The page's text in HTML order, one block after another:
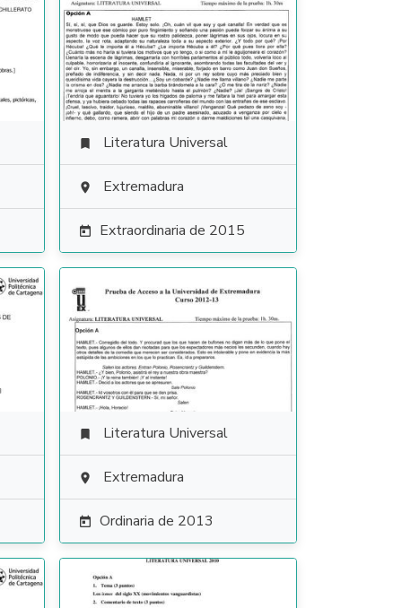
 Literatura Universal
 Extremadura
 Extraordinaria de 2015
 Literatura Universal
 Extremadura
 Ordinaria de 2013